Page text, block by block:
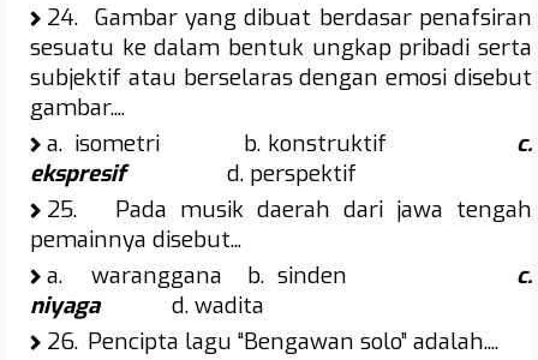
24. Gambar yang dibuat berdasar penafsiran
sesuatu ke dalam bentuk ungkap pribadi serta
subjektif atau berselaras dengan emosi disebut
gambar....
a. isometri b. konstruktif c.
ekspresifd. perspektif
25.
Pada musik daerah dari jawa tengah
pemainnya disebut...
a.
waranggana b. sinden c.
niyagad. wadita
26. Pencipta lagu “Bengawan solo” adalah....